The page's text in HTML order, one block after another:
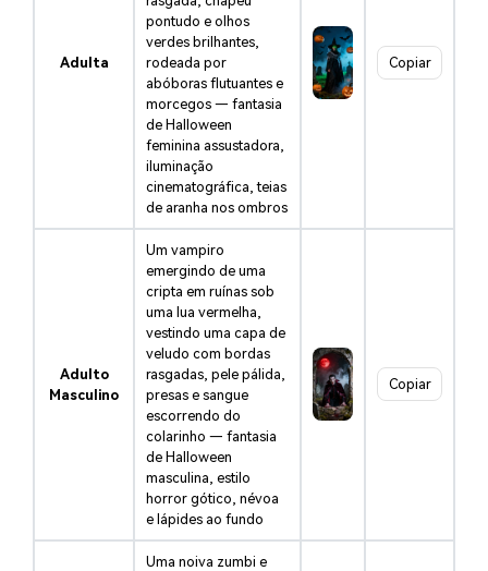
Adulta
pontudo e olhos
verdes brilhantes,
rodeada por
abóboras flutuantes e
morcegos — fantasia
de Halloween
feminina assustadora,
iluminação
cinematográfica, teias
de aranha nos ombros
Copiar
Adulto
Masculino
Um vampiro
emergindo de uma
cripta em ruínas sob
uma lua vermelha,
vestindo uma capa de
veludo com bordas
rasgadas, pele pálida,
presas e sangue
escorrendo do
colarinho — fantasia
de Halloween
masculina, estilo
horror gótico, névoa
e lápides ao fundo
Copiar
Uma noiva zumbi e